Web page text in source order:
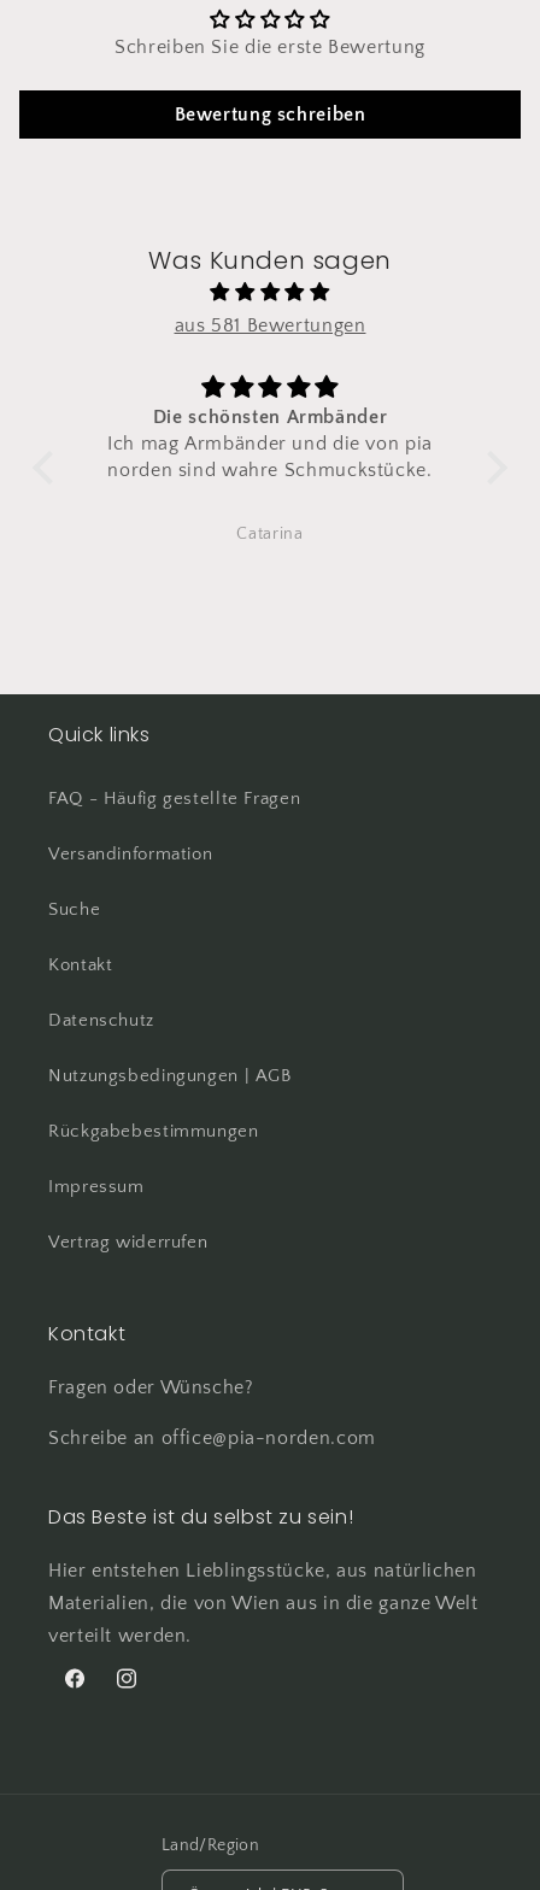
Schreiben Sie die erste Bewertung
Bewertung schreiben
Was Kunden sagen
aus 581 Bewertungen
Die schönsten Armbänder
Ich mag Armbänder und die von pia
sind wahre Schmuckstücke.
Quick links
FAQ - Häufig gestellte Fragen
Versandinformation
Suche
Kontakt
Datenschutz
Nutzungsbedingungen | AGB
Rückgabebestimmungen
Impressum
Vertrag widerrufen
Kontakt
Fragen oder Wünsche?
Schreibe an office@pia-norden.com
Das Beste ist du selbst zu sein!
Hier entstehen Lieblingsstücke, aus natürlichen
Materialien, die von Wien aus in die ganze Welt
verteilt werden.
FacebookInstagram
Land/Region